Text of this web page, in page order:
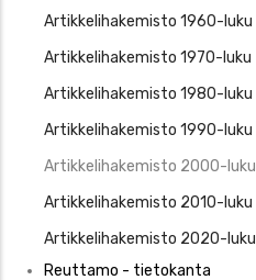
Artikkelihakemisto 1960-luku
Artikkelihakemisto 1970-luku
Artikkelihakemisto 1980-luku
Artikkelihakemisto 1990-luku
Artikkelihakemisto 2000-luku
Artikkelihakemisto 2010-luku
Artikkelihakemisto 2020-luku
Reuttamo - tietokanta